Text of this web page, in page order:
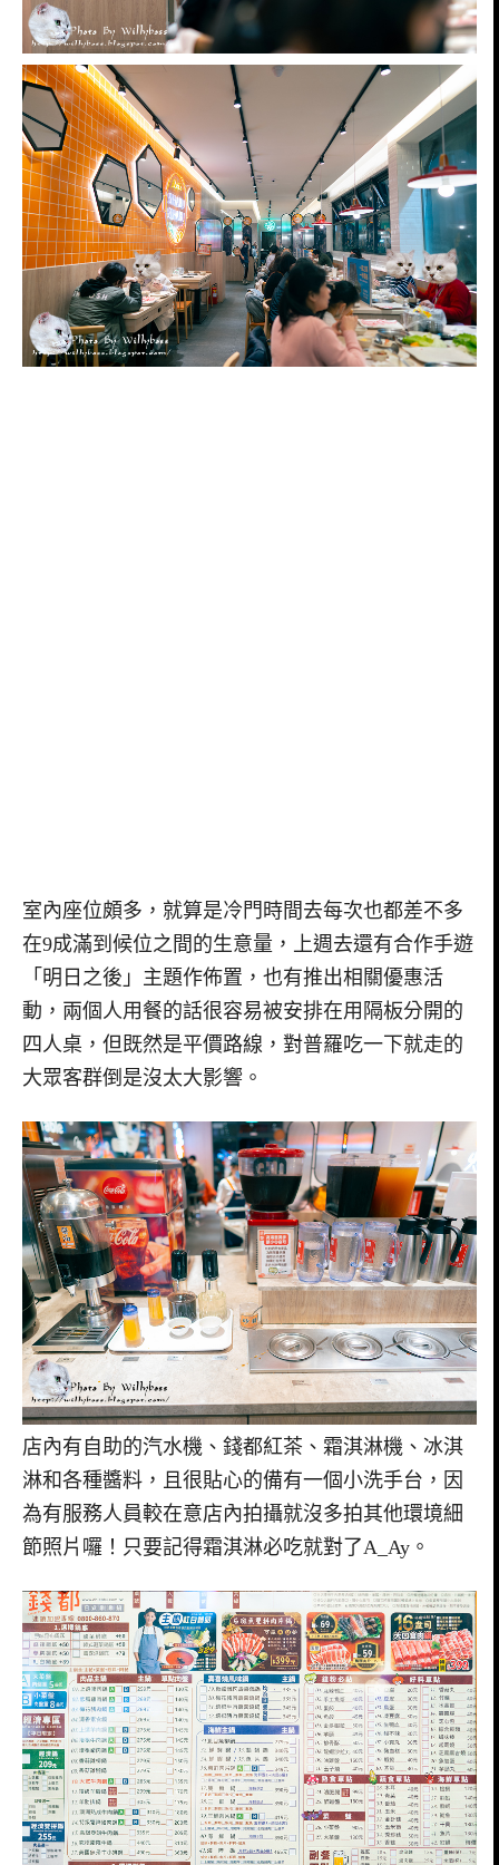
室內座位頗多，就算是冷門時間去每次也都差不多
在9成滿到候位之間的生意量，上週去還有合作手遊
「明日之後」主題作佈置，也有推出相關優惠活
動，兩個人用餐的話很容易被安排在用隔板分開的
四人桌，但既然是平價路線，對普羅吃一下就走的
大眾客群倒是沒太大影響。
店內有自助的汽水機、錢都紅茶、霜淇淋機、冰淇
淋和各種醬料，且很貼心的備有一個小洗手台，因
為有服務人員較在意店內拍攝就沒多拍其他環境細
節照片囉！只要記得霜淇淋必吃就對了A_Ay。